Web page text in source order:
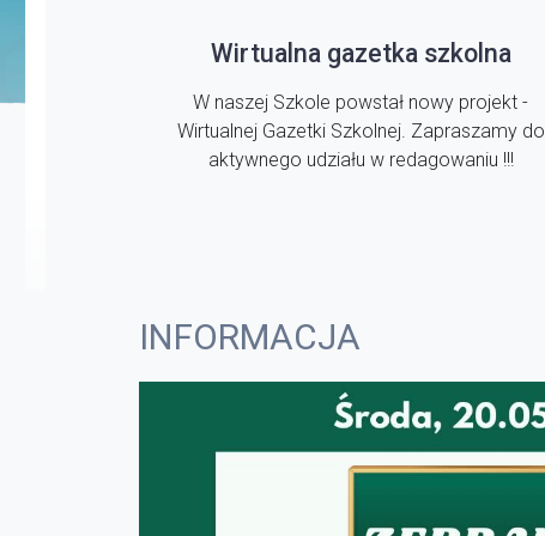
Wirtualna gazetka szkolna
W naszej Szkole powstał nowy projekt -
Wirtualnej Gazetki Szkolnej. Zapraszamy do
aktywnego udziału w redagowaniu !!!
INFORMACJA